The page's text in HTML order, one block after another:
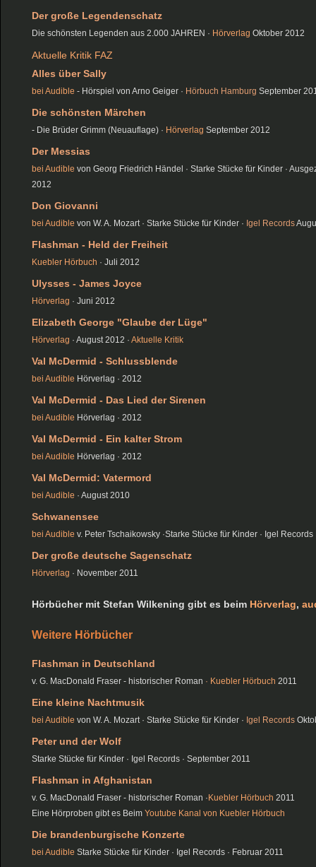
Der große Legendenschatz
Die schönsten Legenden aus 2.000 JAHREN · Hörverlag Oktober 2012
Aktuelle Kritik FAZ
Alles über Sally
bei Audible - Hörspiel von Arno Geiger · Hörbuch Hamburg September
Die schönsten Märchen
- Die Brüder Grimm (Neuauflage) · Hörverlag September 2012
Der Messias
bei Audible von Georg Friedrich Händel · Starke Stücke für Kinder ·
2012
Don Giovanni
bei Audible von W. A. Mozart · Starke Stücke für Kinder · Igel Records
Flashman - Held der Freiheit
Kuebler Hörbuch · Juli 2012
Ulysses - James Joyce
Hörverlag · Juni 2012
Elizabeth George "Glaube der Lüge"
Hörverlag · August 2012 · Aktuelle Kritik
Val McDermid - Schlussblende
bei Audible Hörverlag · 2012
Val McDermid - Das Lied der Sirenen
bei Audible Hörverlag · 2012
Val McDermid - Ein kalter Strom
bei Audible Hörverlag · 2012
Val McDermid: Vatermord
bei Audible · August 2010
Schwanensee
bei Audible v. Peter Tschaikowsky ·Starke Stücke für Kinder · Igel Records
Der große deutsche Sagenschatz
Hörverlag · November 2011
Hörbücher mit Stefan Wilkening gibt es beim Hörverlag,
Weitere Hörbücher
Flashman in Deutschland
v. G. MacDonald Fraser - historischer Roman · Kuebler Hörbuch 2011
Eine kleine Nachtmusik
bei Audible von W. A. Mozart · Starke Stücke für Kinder · Igel Records
Peter und der Wolf
Starke Stücke für Kinder · Igel Records · September 2011
Flashman in Afghanistan
v. G. MacDonald Fraser - historischer Roman · Kuebler Hörbuch 2011
Eine Hörproben gibt es Beim Youtube Kanal von Kuebler Hörbuch
Die brandenburgische Konzerte
bei Audible Starke Stücke für Kinder · Igel Records · Februar 2011